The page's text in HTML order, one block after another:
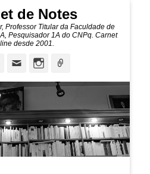
de Notes
Professor Titular da Faculdade de
Pesquisador 1A do CNPq. Carnet
desde 2001.
TwitterEmail Instagram